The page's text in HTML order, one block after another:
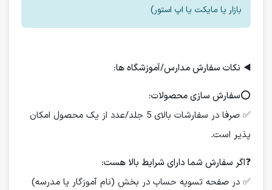
بازار یا مایکت یا اپ استور)
◀️ نکات سفارش مدارس/آموزشگاه ها:
⭕️سفارش سازی محصولات:
✅ صرفا در سفارشات بالای 5 جلد/عدد از یک محصول امکان
پذیر است.
❓اگر سفارش شما دارای شرایط بالا هست:
✅ در صفحه تسویه حساب در بخش (نام آموزگار یا مدرسه)